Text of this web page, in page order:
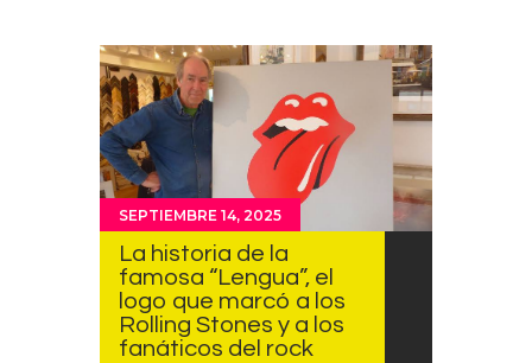
SEPTIEMBRE 14, 2025
La historia de la
famosa “Lengua”, el
logo que marcó a los
Rolling Stones y a los
fanáticos del rock